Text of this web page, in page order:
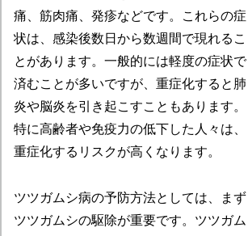
痛、筋肉痛、発疹などです。これらの症
状は、感染後数日から数週間で現れるこ
とがあります。一般的には軽度の症状で
済むことが多いですが、重症化すると肺
炎や脳炎を引き起こすこともあります。
特に高齢者や免疫力の低下した人々は、
重症化するリスクが高くなります。
ツツガムシ病の予防方法としては、まず
ツツガムシの駆除が重要です。ツツガム